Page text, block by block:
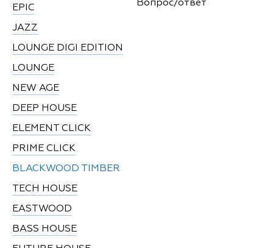
EPIC
JAZZ
LOUNGE DIGI EDITION
LOUNGE
NEW AGE
DEEP HOUSE
ELEMENT CLICK
PRIME CLICK
BLACKWOOD TIMBER
TECH HOUSE
EASTWOOD
BASS HOUSE
Вопрос/ответ